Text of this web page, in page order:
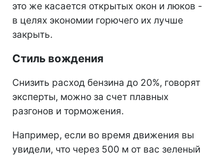
это же касается открытых окон и люков -
в целях экономии горючего их лучше
закрыть.
Стиль вождения
Снизить расход бензина до 20%, говорят
эксперты, можно за счет плавных
разгонов и торможения.
Например, если во время движения вы
увидели, что через 500 м от вас зеленый